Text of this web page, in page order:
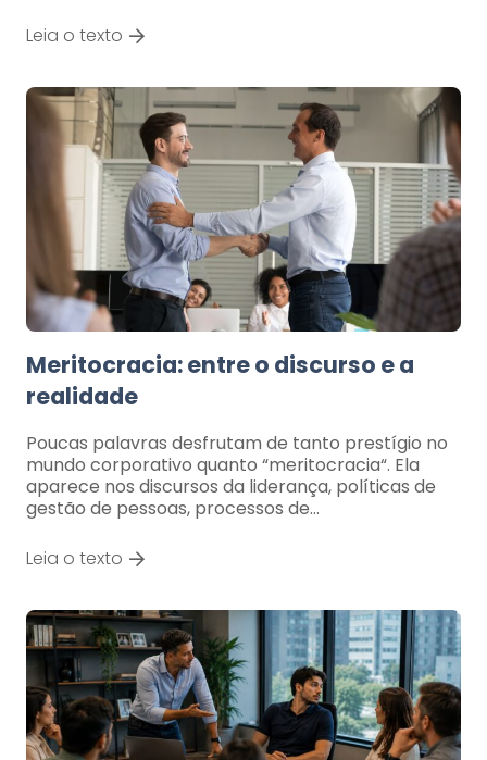
Leia o texto
Meritocracia: entre o discurso e a
realidade
Poucas palavras desfrutam de tanto prestígio no
mundo corporativo quanto “meritocracia“. Ela
aparece nos discursos da liderança, políticas de
gestão de pessoas, processos de…
Leia o texto